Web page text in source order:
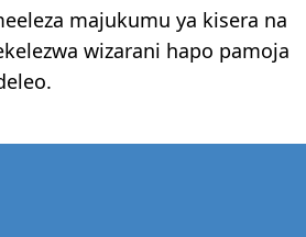
majukumu ya kisera na
wizarani hapo pamoja